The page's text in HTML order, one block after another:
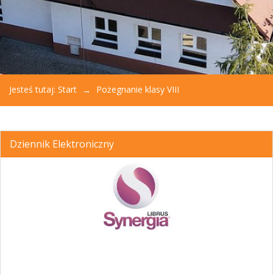
Jesteś tutaj: Start Pożegnanie klasy VIII
Dziennik Elektroniczny